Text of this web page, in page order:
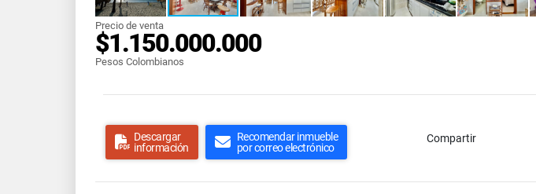
Precio de venta
$1.150.000.000
Pesos Colombianos
Descargar
información
Recomendar inmueble
por correo electrónico
Compartir